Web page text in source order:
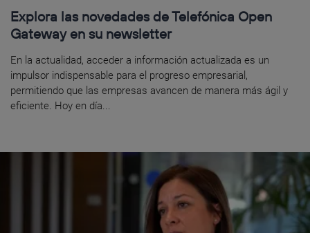
Explora las novedades de Telefónica Open
Gateway en su newsletter
En la actualidad, acceder a información actualizada es un
impulsor indispensable para el progreso empresarial,
permitiendo que las empresas avancen de manera más ágil y
eficiente. Hoy en día...